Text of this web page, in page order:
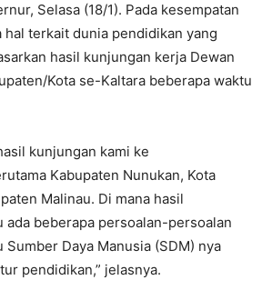
Selasa (18/1). Pada kesempatan
terkait dunia pendidikan yang
hasil kunjungan kerja Dewan
Kota se-Kaltara beberapa waktu
kunjungan kami ke
Kabupaten Nunukan, Kota
Malinau. Di mana hasil
ada beberapa persoalan-persoalan
Daya Manusia (SDM) nya
pendidikan,” jelasnya.